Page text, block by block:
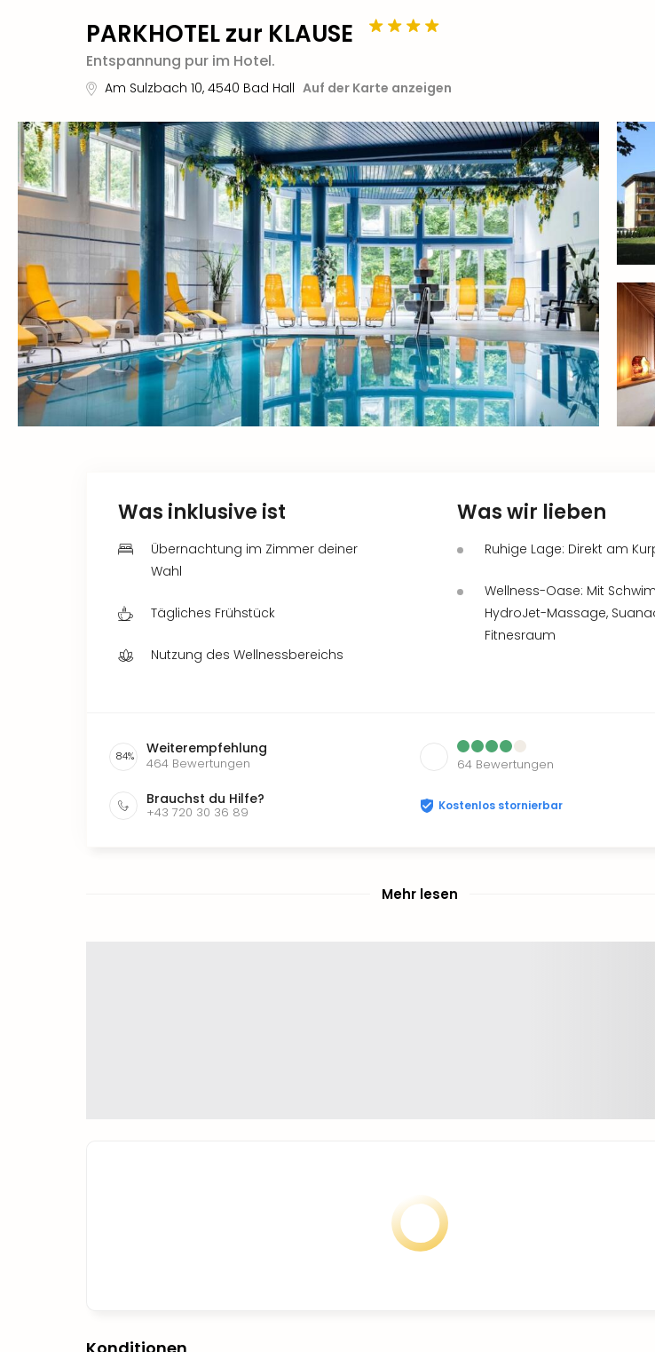
PARKHOTEL zur KLAUSE
Entspannung pur im Hotel.
Am Sulzbach 10, 4540 Bad Hall Auf der Karte anzeigen
Was inklusive ist
Übernachtung im Zimmer deiner
Wahl
Tägliches Frühstück
Nutzung des Wellnessbereichs
Was wir lieben
Ruhige Lage: Direkt am
Wellness-Oase: Mit
HydroJet-Massage,
Fitnesraum
84% Weiterempfehlung
464 Bewertungen 64 Bewertungen
Brauchst du Hilfe?
+43 720 30 36 89 Kostenlos stornierbar
Mehr lesen